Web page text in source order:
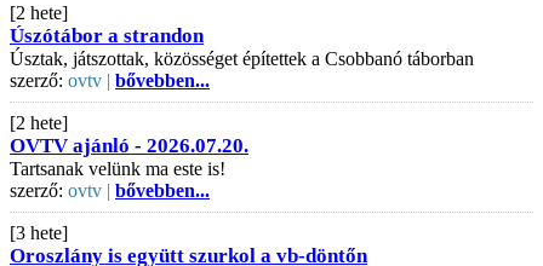
[2 hete]
Úszótábor a strandon
Úsztak, játszottak, közösséget építettek a Csobbanó táborban
szerző: ovtv | bővebben...
[2 hete]
OVTV ajánló - 2026.07.20.
Tartsanak velünk ma este is!
szerző: ovtv | bővebben...
[3 hete]
Oroszlány is együtt szurkol a vb-döntőn